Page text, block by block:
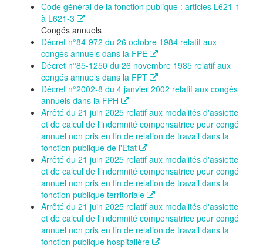
Code général de la fonction publique : articles L621-1
à L621-3
Congés annuels
Décret n°84-972 du 26 octobre 1984 relatif aux
congés annuels dans la FPE
Décret n°85-1250 du 26 novembre 1985 relatif aux
congés annuels dans la FPT
Décret n°2002-8 du 4 janvier 2002 relatif aux congés
annuels dans la FPH
Arrêté du 21 juin 2025 relatif aux modalités d'assiette
et de calcul de l'indemnité compensatrice pour congé
annuel non pris en fin de relation de travail dans la
fonction publique de l'Etat
Arrêté du 21 juin 2025 relatif aux modalités d'assiette
et de calcul de l'indemnité compensatrice pour congé
annuel non pris en fin de relation de travail dans la
fonction publique territoriale
Arrêté du 21 juin 2025 relatif aux modalités d'assiette
et de calcul de l'indemnité compensatrice pour congé
annuel non pris en fin de relation de travail dans la
fonction publique hospitalière